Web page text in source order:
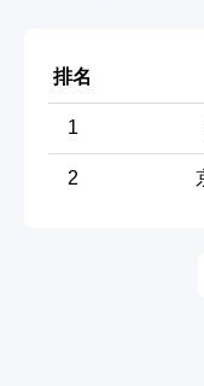
排名
1
2